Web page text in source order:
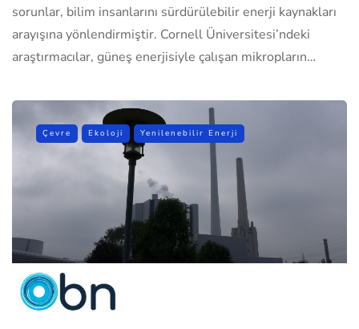
sorunlar, bilim insanlarını sürdürülebilir enerji kaynakları
arayışına yönlendirmiştir. Cornell Üniversitesi’ndeki
araştırmacılar, güneş enerjisiyle çalışan mikropların…
Çevre Ekoloji Yenilenebilir Enerji